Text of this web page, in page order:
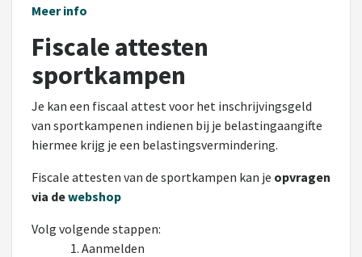
Meer info
Fiscale attesten
sportkampen
Je kan een fiscaal attest voor het inschrijvingsgeld
van sportkampenen indienen bij je belastingaangifte
hiermee krijg je een belastingsvermindering.
Fiscale attesten van de sportkampen kan je opvragen
via dewebshop
Volg volgende stappen:
1. Aanmelden